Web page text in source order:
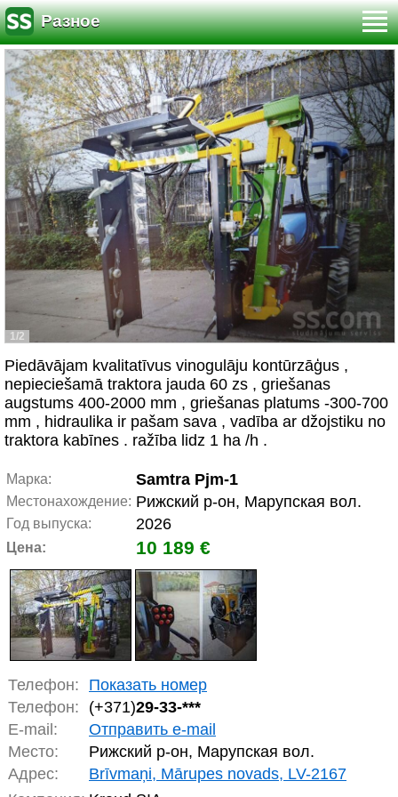
Разное
1/2
Piedāvājam kvalitatīvus vinogulāju kontūrzāģus ,
nepieciešamā traktora jauda 60 zs , griešanas
augstums 400-2000 mm , griešanas platums -300-700
mm , hidraulika ir pašam sava , vadība ar džojstiku no
traktora kabīnes . ražība lidz 1 ha /h .
Марка: Samtra Pjm-1
Местонахождение: Рижский р-он, Марупская вол.
Год выпуска: 2026
Цена: 10 189 €
Телефон:
Показать номер
Телефон:
(+371)29-33-***
E-mail:
Отправить e-mail
Место:
Рижский р-он, Марупская вол.
Адрес:
Brīvmaņi, Mārupes novads, LV-2167